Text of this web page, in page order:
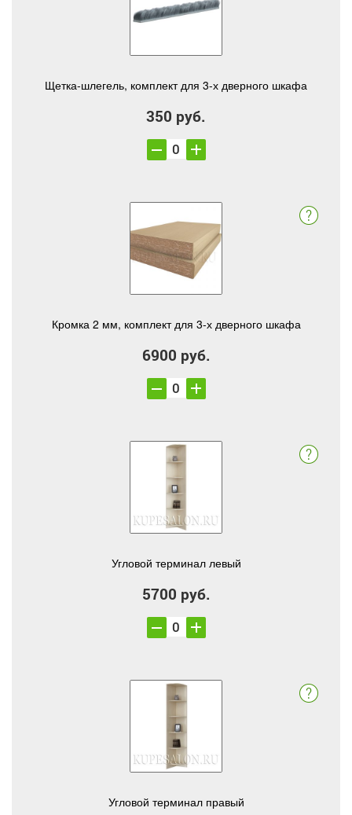
Щетка-шлегель, комплект для 3-х дверного шкафа
350 руб.
Кромка 2 мм, комплект для 3-х дверного шкафа
6900 руб.
Угловой терминал левый
5700 руб.
Угловой терминал правый